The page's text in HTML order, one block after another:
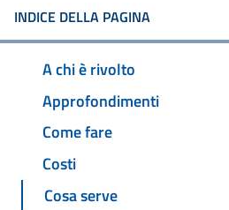
INDICE DELLA PAGINA
A chi è rivolto
Approfondimenti
Come fare
Costi
Cosa serve